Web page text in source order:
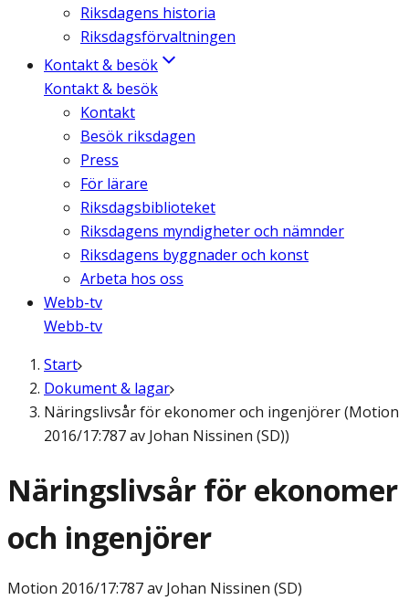
Riksdagens historia
Riksdagsförvaltningen
Kontakt & besök
Kontakt & besök
Kontakt
Besök riksdagen
Press
För lärare
Riksdagsbiblioteket
Riksdagens myndigheter och nämnder
Riksdagens byggnader och konst
Arbeta hos oss
Webb-tv
Webb-tv
Start
Dokument & lagar
Näringslivsår för ekonomer och ingenjörer (Motion
2016/17:787 av Johan Nissinen (SD))
Näringslivsår för ekonomer
och ingenjörer
Motion 2016/17:787 av Johan Nissinen (SD)